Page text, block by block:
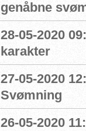
genåbne
28-05-2020
karakter
27-05-2020
Svømning
26-05-2020